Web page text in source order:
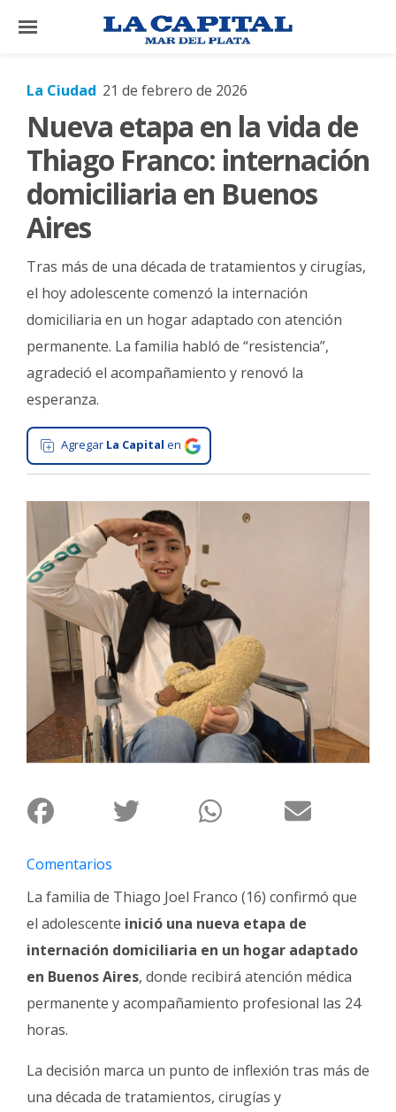
×
El
País
El
Mundo
La
Cultura
Tecnología
Gastronomía
Salud
General
La
Deportes
Arte
y
Espectáculos
Policiales
Cartelera
Fotos
Familia
Clasificados
Fúnebres
La Ciudad 21 de febrero de 2026
Nueva etapa en la vida de
Thiago Franco: internación
domiciliaria en Buenos
Aires
Tras más de una década de tratamientos y cirugías,
el hoy adolescente comenzó la internación
domiciliaria en un hogar adaptado con atención
permanente. La familia habló de “resistencia”,
agradeció el acompañamiento y renovó la
esperanza.
Agregar La Capital en
Comentarios
La familia de Thiago Joel Franco (16) confirmó que
el adolescente inició una nueva etapa de
internación domiciliaria en un hogar adaptado
en Buenos Aires, donde recibirá atención médica
permanente y acompañamiento profesional las 24
horas.
La decisión marca un punto de inflexión tras más de
una década de tratamientos, cirugías y